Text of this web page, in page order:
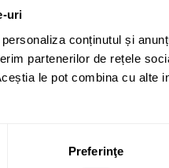
uri
conținutul și
partenerilor de rețele
le pot combina cu
Preferinţe